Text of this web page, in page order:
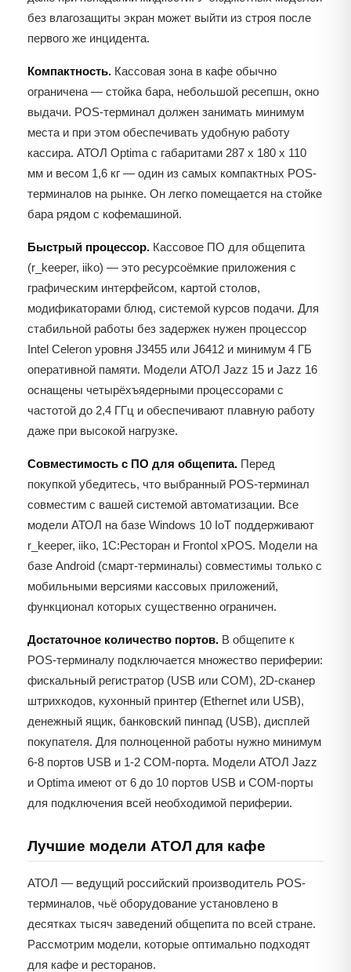
без влагозащиты экран может выйти из строя после
первого же инцидента.
Компактность. Кассовая зона в кафе обычно
ограничена — стойка бара, небольшой ресепшн, окно
выдачи. POS-терминал должен занимать минимум
места и при этом обеспечивать удобную работу
кассира. АТОЛ Optima с габаритами 287 x 180 x 110
мм и весом 1,6 кг — один из самых компактных POS-
терминалов на рынке. Он легко помещается на стойке
бара рядом с кофемашиной.
Быстрый процессор. Кассовое ПО для общепита
(r_keeper, iiko) — это ресурсоёмкие приложения с
графическим интерфейсом, картой столов,
модификаторами блюд, системой курсов подачи. Для
стабильной работы без задержек нужен процессор
Intel Celeron уровня J3455 или J6412 и минимум 4 ГБ
оперативной памяти. Модели АТОЛ Jazz 15 и Jazz 16
оснащены четырёхъядерными процессорами с
частотой до 2,4 ГГц и обеспечивают плавную работу
даже при высокой нагрузке.
Совместимость с ПО для общепита. Перед
покупкой убедитесь, что выбранный POS-терминал
совместим с вашей системой автоматизации. Все
модели АТОЛ на базе Windows 10 IoT поддерживают
r_keeper, iiko, 1С:Ресторан и Frontol xPOS. Модели на
базе Android (смарт-терминалы) совместимы только с
мобильными версиями кассовых приложений,
функционал которых существенно ограничен.
Достаточное количество портов. В общепите к
POS-терминалу подключается множество периферии:
фискальный регистратор (USB или COM), 2D-сканер
штрихкодов, кухонный принтер (Ethernet или USB),
денежный ящик, банковский пинпад (USB), дисплей
покупателя. Для полноценной работы нужно минимум
6-8 портов USB и 1-2 COM-порта. Модели АТОЛ Jazz
и Optima имеют от 6 до 10 портов USB и COM-порты
для подключения всей необходимой периферии.
Лучшие модели АТОЛ для кафе
АТОЛ — ведущий российский производитель POS-
терминалов, чьё оборудование установлено в
десятках тысяч заведений общепита по всей стране.
Рассмотрим модели, которые оптимально подходят
для кафе и ресторанов.